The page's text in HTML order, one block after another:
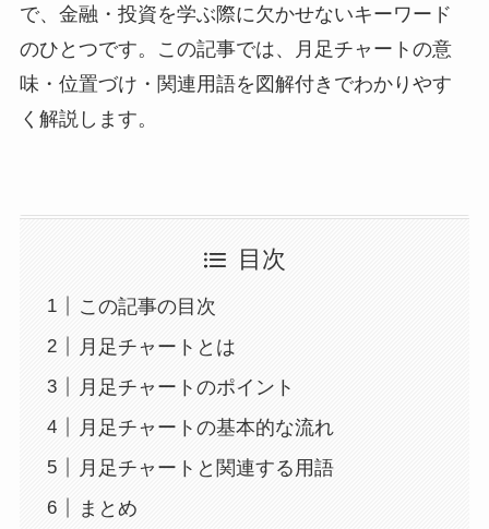
で、金融・投資を学ぶ際に欠かせないキーワード
のひとつです。この記事では、月足チャートの意
味・位置づけ・関連用語を図解付きでわかりやす
く解説します。
目次
この記事の目次
月足チャートとは
月足チャートのポイント
月足チャートの基本的な流れ
月足チャートと関連する用語
まとめ